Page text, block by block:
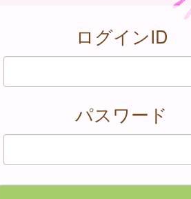
ログインID
パスワード